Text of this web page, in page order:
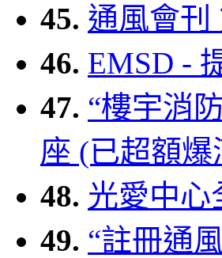
45. 通風會刊
46. EMSD -
47. “樓宇消
座 (已超額爆
48. 光愛中心
49. “註冊通